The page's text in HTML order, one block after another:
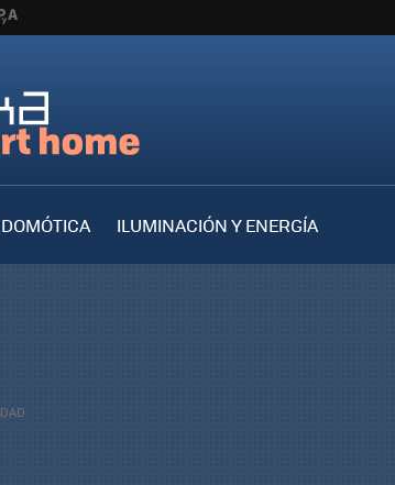
DOMÓTICA
ILUMINACIÓN Y ENERGÍA